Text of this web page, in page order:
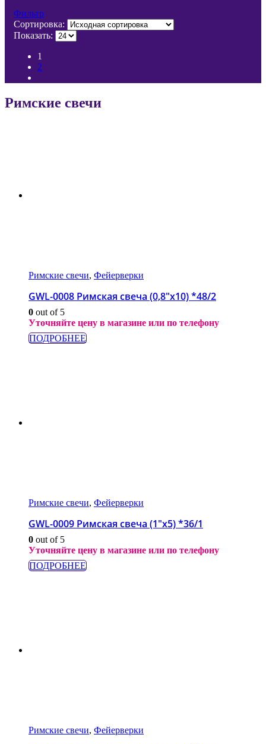
Фильтр
Сортировка:
Показать:
1
2
Римские свечи
Римские свечи, Фейерверки
GWL-0008 Римская свеча (0,8″х10) *48/2
0 out of 5
Уточняйте цену в магазине или по телефону
ПОДРОБНЕЕ
Римские свечи, Фейерверки
GWL-0009 Римская свеча (1″х5) *36/1
0 out of 5
Уточняйте цену в магазине или по телефону
ПОДРОБНЕЕ
Римские свечи, Фейерверки